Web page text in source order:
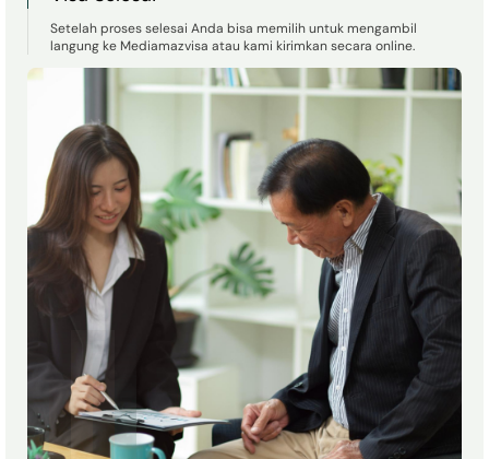
Setelah proses selesai Anda bisa memilih untuk mengambil
langung ke Mediamazvisa atau kami kirimkan secara online.